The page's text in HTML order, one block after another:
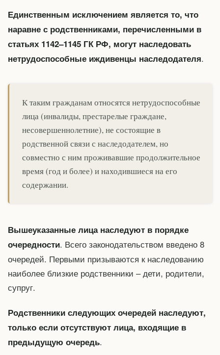
Единственным исключением является то, что
наравне с родственниками, перечисленными в
статьях 1142–1145 ГК РФ, могут наследовать
нетрудоспособные иждивенцы наследодателя.
К таким гражданам относятся нетрудоспособные
лица (инвалиды, престарелые граждане,
несовершеннолетние), не состоящие в
родственной связи с наследодателем, но
совместно с ним проживавшие продолжительное
время (год и более) и находившиеся на его
содержании.
Вышеуказанные лица наследуют в порядке
очередности. Всего законодательством введено 8
очередей. Первыми призываются к наследованию
наиболее близкие родственники – дети, родители,
супруг.
Родственники следующих очередей наследуют,
только если отсутствуют лица, входящие в
предыдущую очередь.